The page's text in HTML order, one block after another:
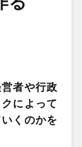
者や行政
によって
くのかを